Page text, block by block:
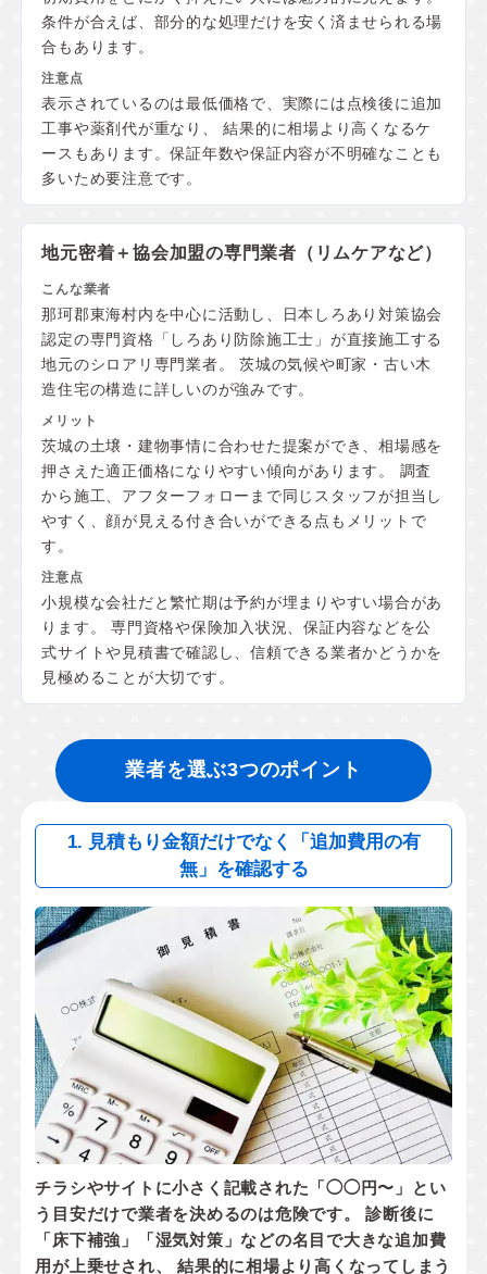
条件が合えば、部分的な処理だけを安く済ませられる場
合もあります。
表示されているのは最低価格で、実際には点検後に追加
工事や薬剤代が重なり、 結果的に相場より高くなるケ
ースもあります。保証年数や保証内容が不明確なことも
多いため要注意です。
地元密着＋協会加盟の専門業者（リムケアなど）
那珂郡東海村内を中心に活動し、日本しろあり対策協会
認定の専門資格「しろあり防除施工士」が直接施工する
地元のシロアリ専門業者。 茨城の気候や町家・古い木
造住宅の構造に詳しいのが強みです。
茨城の土壌・建物事情に合わせた提案ができ、相場感を
押さえた適正価格になりやすい傾向があります。 調査
から施工、アフターフォローまで同じスタッフが担当し
やすく、顔が見える付き合いができる点もメリットで
す。
小規模な会社だと繁忙期は予約が埋まりやすい場合があ
ります。 専門資格や保険加入状況、保証内容などを公
式サイトや見積書で確認し、信頼できる業者かどうかを
見極めることが大切です。
業者を選ぶ3つのポイント
1. 見積もり金額だけでなく「追加費用の有
無」を確認する
チラシやサイトに小さく記載された「◯◯円〜」とい
う目安だけで業者を決めるのは危険です。 診断後に
「床下補強」「湿気対策」などの名目で大きな追加費
用が上乗せされ、 結果的に相場より高くなってしまう